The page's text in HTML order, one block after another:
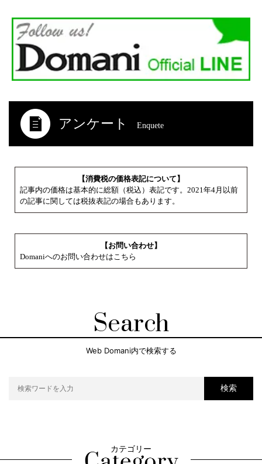
アンケート Enquete
【消費税の価格表記について】
記事内の価格は基本的に総額（税込）表記です。2021年4月以前
の記事に関しては税抜表記の場合もあります。
【お問い合わせ】
Domaniへのお問い合わせはこちら
Search
Web Domani内で検索する
検索
カテゴリー